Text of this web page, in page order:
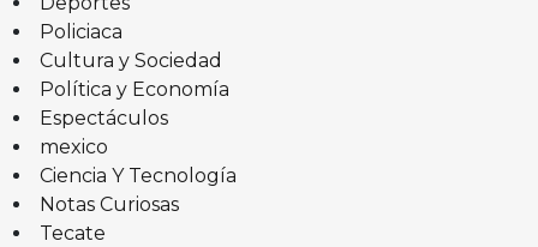
Policiaca
Cultura y Sociedad
Política y Economía
Espectáculos
mexico
Ciencia Y Tecnología
Notas Curiosas
Tecate